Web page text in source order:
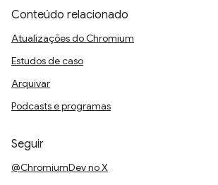
Conteúdo relacionado
Atualizações do Chromium
Estudos de caso
Arquivar
Podcasts e programas
Seguir
@ChromiumDev no X